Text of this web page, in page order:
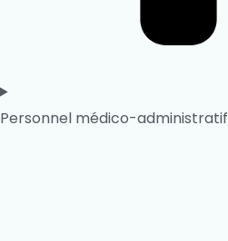
Personnel médico-administratif